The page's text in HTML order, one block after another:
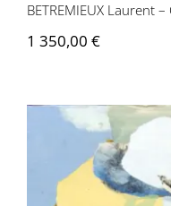
BETREMIEUX Laurent –
1 350,00 €